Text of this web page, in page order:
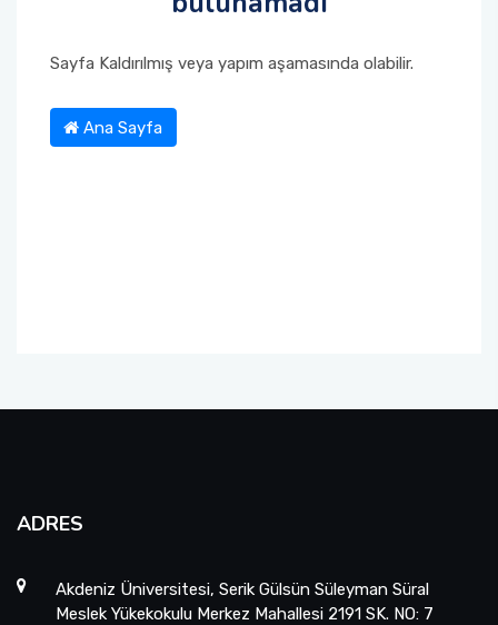
Sayfa Kaldırılmış veya yapım aşamasında olabilir.
Ana Sayfa
ADRES
Akdeniz Üniversitesi, Serik Gülsün Süleyman Süral
Meslek Yükekokulu Merkez Mahallesi 2191 SK. NO: 7
Buluşması Gerçekleşti